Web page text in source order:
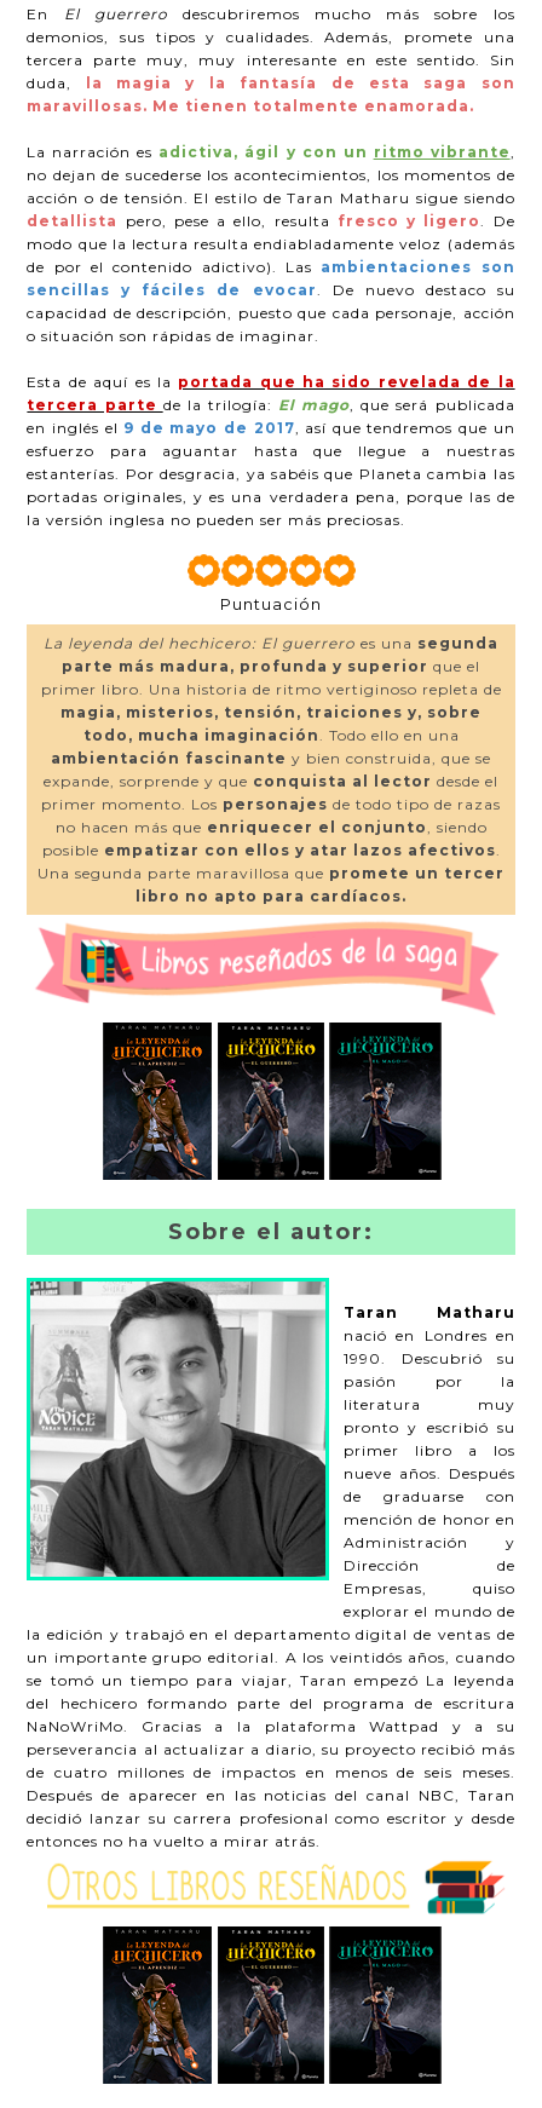
En El guerrero descubriremos mucho más sobre los
demonios, sus tipos y cualidades. Además, promete una
tercera parte muy, muy interesante en este sentido. Sin
duda,
la magia y la fantasía de esta saga son
maravillosas. Me tienen totalmente enamorada.
La narración es adictiva, ágil y con un ritmo vibrante
no dejan de sucederse los acontecimientos, los momentos de
acción o de tensión. El estilo de Taran Matharu sigue siendo
detallista pero, pese a ello, resulta fresco y ligero
. De
modo que la lectura resulta endiabladamente veloz (además
de por el contenido adictivo). Las ambientaciones son
sencillas y fáciles de evocar . De nuevo destaco su
capacidad de descripción, puesto que cada personaje, acción
o situación son rápidas de imaginar.
Esta de aquí es la portada que ha sido revelada de la
tercera parte de la trilogía: El mago , que será publicada
en inglés el 9 de mayo de 2017 , así que tendremos que un
esfuerzo para aguantar hasta que llegue a nuestras
estanterías. Por desgracia, ya sabéis que Planeta cambia las
portadas originales, y es una verdadera pena, porque las de
la versión inglesa no pueden ser más preciosas.
Puntuación
La leyenda del hechicero: El guerrero es una segunda
parte más madura, profunda y superior que el
primer libro. Una historia de ritmo vertiginoso repleta de
magia, misterios, tensión, traiciones y, sobre
todo, mucha imaginación . Todo ello en una
ambientación fascinante y bien construida, que se
expande, sorprende y que conquista al lector desde el
primer momento. Los personajes de todo tipo de razas
no hacen más que enriquecer el conjunto , siendo
posible empatizar con ellos y atar lazos afectivos
Una segunda parte maravillosa que promete un tercer
libro no apto para cardíacos.
Sobre el autor:
Taran Matharu
nació en Londres en
1990. Descubrió su
pasión por la
literatura muy
pronto y escribió su
primer libro a los
nueve años. Después
de graduarse con
mención de honor en
Administración y
Dirección de
Empresas, quiso
explorar el mundo de
la edición y trabajó en el departamento digital de ventas de
un importante grupo editorial. A los veintidós años, cuando
se tomó un tiempo para viajar, Taran empezó La leyenda
del hechicero formando parte del programa de escritura
NaNoWriMo. Gracias a la plataforma Wattpad y a su
perseverancia al actualizar a diario, su proyecto recibió más
de cuatro millones de impactos en menos de seis meses.
Después de aparecer en las noticias del canal NBC, Taran
decidió lanzar su carrera profesional como escritor y desde
entonces no ha vuelto a mirar atrás.